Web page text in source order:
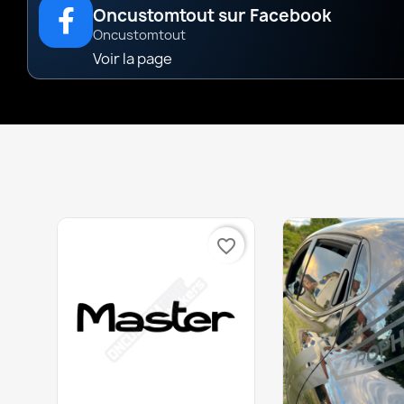
Oncustomtout sur Facebook
Oncustomtout
Voir la page
favorite_border